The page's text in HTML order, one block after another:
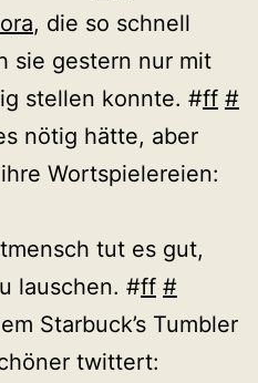
, die so schnell
sie gestern nur mit
stellen konnte. #ff #
nötig hätte, aber
Wortspielereien:
tut es gut,
lauschen. #ff #
Starbuck’s Tumbler
twittert: